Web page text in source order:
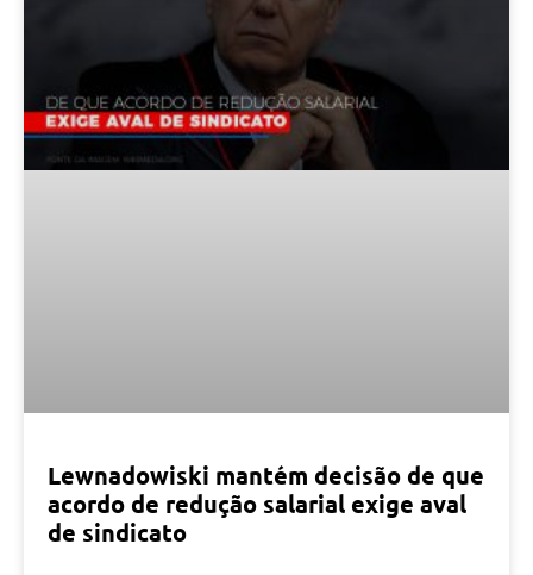
Lewnadowiski mantém decisão de que
acordo de redução salarial exige aval
de sindicato